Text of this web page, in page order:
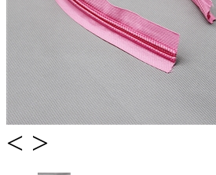
< >